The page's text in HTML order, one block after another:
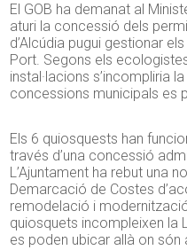
El GOB ha demanat al
aturi la concessió dels
d’Alcúdia pugui gestionar
Port. Segons els
instal·lacions s’incompliria
concessions municipals es
Els 6 quiosquests han
través d’una concessió
L’Ajuntament ha rebut una
Demarcació de Costes
remodelació i
quiosquets incompleixen la
es poden ubicar allà on són